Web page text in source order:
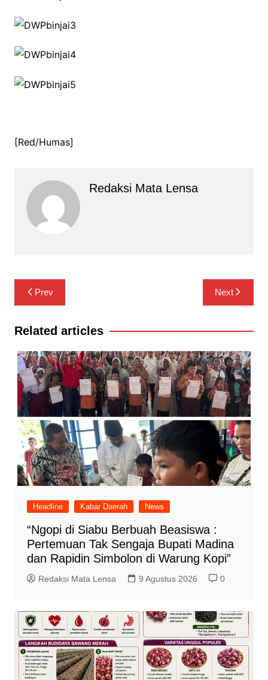
[Red/Humas]
Redaksi Mata Lensa
Navigasi
pos
Prev Next
Related articles
Headline Kabar Daerah News
“Ngopi di Siabu Berbuah Beasiswa :
Pertemuan Tak Sengaja Bupati Madina
dan Rapidin Simbolon di Warung Kopi”
Redaksi Mata Lensa 9 Agustus 2026 0